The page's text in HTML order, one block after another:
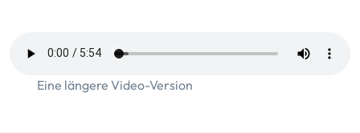
Eine längere Video-Version